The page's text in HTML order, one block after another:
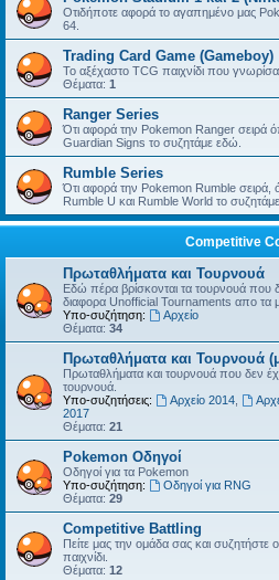
Οτιδήποτε αφορά το αγαπημένο μας
64.
Trading Card Game (Gameboy)
Το αξέχαστο TCG παιχνίδι που
Θέματα: 1
Ranger Series
Ότι αφορά την Pokemon Ranger σειρά
Guardian Signs το συζητάμε εδώ.
Rumble Series
Ότι αφορά την Pokemon Rumble
Rumble U και Rumble World το
Competitive
Πρωταθλήματα και Τουρνουά
Εδώ πέρα βρίσκονται τα τουρνουά που
διαφορα Unofficial Tournaments απο τα
Υπο-συζήτηση:
Αρχείο
Θέματα: 34
Πρωταθλήματα και Τουρνουά
Πρωταθλήματα και τουρνουά που δεν
τουρνουά.
Υπο-συζητήσεις:
Αρχείο 2014,
2017
Θέματα: 21
Pokemon Οδηγοί
Οδηγοί για τα Pokemon
Υπο-συζήτηση:
Οδηγοί για RNG
Θέματα: 29
Competitive Battling
Πείτε μας την ομάδα σας και συζητήστε
παιχνίδι.
Θέματα: 12